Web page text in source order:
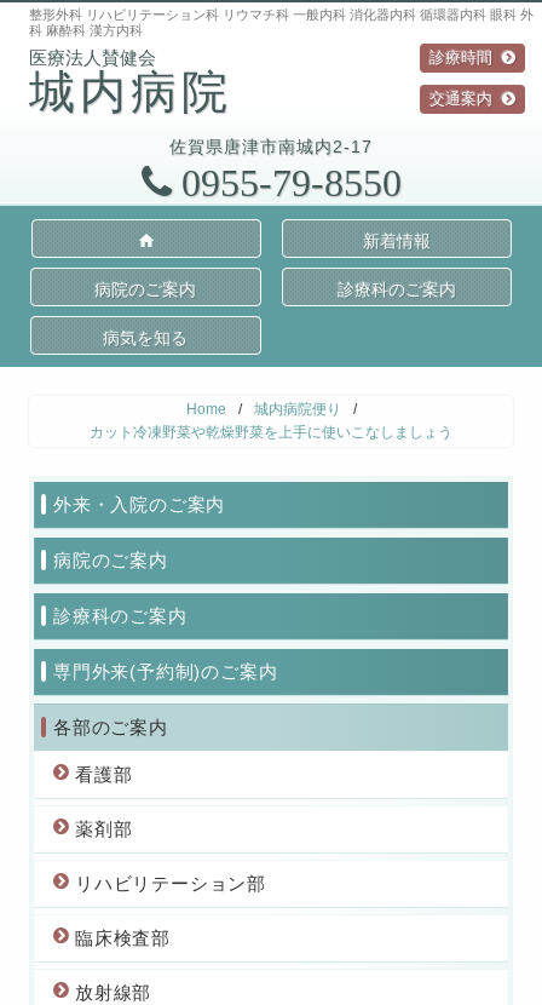
城内病院
整形外科 リハビリテーション科 リウマチ科 一般内科 消化器内科 循環器内科 眼科 外
科 麻酔科 漢方内科
佐賀県唐津市南城内2-17
0955-79-8550
診療時間
交通案内
新着情報
病院のご案内 診療科のご案内
病気を知る
Home / 城内病院便り
/
カット冷凍野菜や乾燥野菜を上手に使いこなしましょう
外来・入院のご案内
病院のご案内
診療科のご案内
専門外来(予約制)のご案内
各部のご案内
看護部
薬剤部
リハビリテーション部
臨床検査部
放射線部